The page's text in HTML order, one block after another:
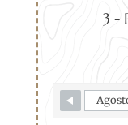
3 -
Skip